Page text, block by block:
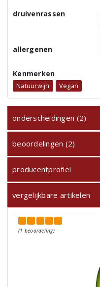
druivenrassen
allergenen
Kenmerken
Natuurwijn Vegan
onderscheidingen (2)
beoordelingen (2)
producentprofiel
vergelijkbare artikelen
(1 beoordeling)